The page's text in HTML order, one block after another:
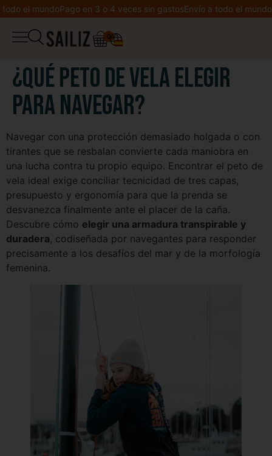
el mundoPago en 3 o 4 veces sin gastosEnvío a todo el mundo
0
Tienda
Peto
Chaqueta
Sudadera
Camiseta
Leggings
Cuaderno de bitácora
Cocreación
Bienvenido a Sailiz
Lista de deseos
Mi cuenta
¿Qué peto de vela elegir
para navegar?
Navegar con una protección demasiado holgada o con
tirantes que se resbalan convierte cada maniobra en
una lucha contra tu propio equipo. Encontrar el peto de
vela ideal exige conciliar tecnicidad de tres capas,
presupuesto y ergonomía para que la prenda se
desvanezca finalmente ante el placer de la caña.
Descubre cómo elegir una armadura transpirable y
duradera, codiseñada por navegantes para responder
precisamente a los desafíos del mar y de la morfología
femenina.